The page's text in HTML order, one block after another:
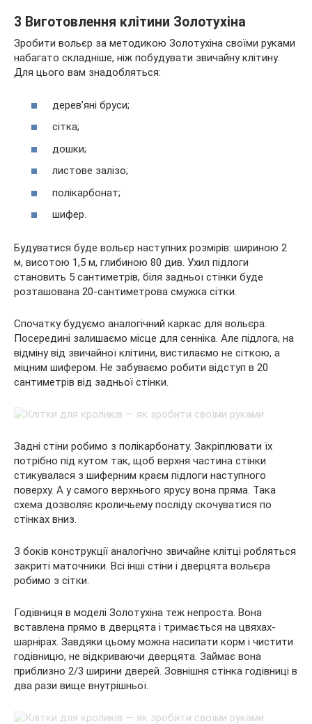
3 Виготовлення клітини Золотухіна
Зробити вольєр за методикою Золотухіна своїми руками
набагато складніше, ніж побудувати звичайну клітину.
Для цього вам знадобляться:
дерев’яні бруси;
сітка;
дошки;
листове залізо;
полікарбонат;
шифер.
Будуватися буде вольєр наступних розмірів: шириною 2
м, висотою 1,5 м, глибиною 80 див. Ухил підлоги
становить 5 сантиметрів, біля задньої стінки буде
розташована 20-сантиметрова смужка сітки.
Спочатку будуємо аналогічний каркас для вольєра.
Посередині залишаємо місце для сенніка. Але підлога, на
відміну від звичайної клітини, вистилаємо не сіткою, а
міцним шифером. Не забуваємо робити відступ в 20
сантиметрів від задньої стінки.
Задні стіни робимо з полікарбонату. Закріплювати їх
потрібно під кутом так, щоб верхня частина стінки
стикувалася з шиферним краєм підлоги наступного
поверху. А у самого верхнього ярусу вона пряма. Така
схема дозволяє кроличьему посліду скочуватися по
стінках вниз.
З боків конструкції аналогічно звичайне клітці робляться
закриті маточники. Всі інші стіни і дверцята вольєра
робимо з сітки.
Годівниця в моделі Золотухіна теж непроста. Вона
вставлена прямо в дверцята і тримається на цвяхах-
шарнірах. Завдяки цьому можна насипати корм і чистити
годівницю, не відкриваючи дверцята. Займає вона
приблизно 2/3 ширини дверей. Зовнішня стінка годівниці в
два рази вище внутрішньої.